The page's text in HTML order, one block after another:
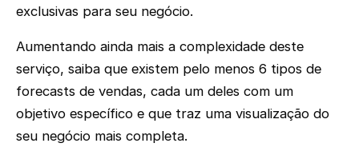
exclusivas para seu negócio.
Aumentando ainda mais a complexidade deste
serviço, saiba que existem pelo menos 6 tipos de
forecasts de vendas, cada um deles com um
objetivo específico e que traz uma visualização do
seu negócio mais completa.